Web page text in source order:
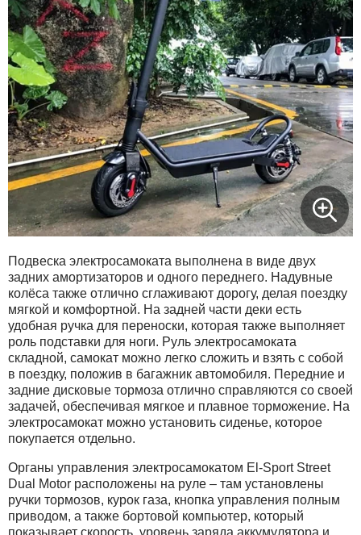
Подвеска электросамоката выполнена в виде двух
задних амортизаторов и одного переднего. Надувные
колёса также отлично сглаживают дорогу, делая поездку
мягкой и комфортной. На задней части деки есть
удобная ручка для переноски, которая также выполняет
роль подставки для ноги. Руль электросамоката
складной, самокат можно легко сложить и взять с собой
в поездку, положив в багажник автомобиля. Передние и
задние дисковые тормоза отлично справляются со своей
задачей, обеспечивая мягкое и плавное торможение. На
электросамокат можно установить сиденье, которое
покупается отдельно.
Органы управления электросамокатом El-Sport Street
Dual Motor расположены на руле – там установлены
ручки тормозов, курок газа, кнопка управления полным
приводом, а также бортовой компьютер, который